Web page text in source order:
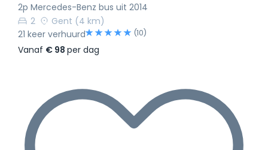
2p Mercedes-Benz bus uit 2014
2
Gent (4 km)
21 keer verhuurd
(10)
Vanaf € 98 per dag